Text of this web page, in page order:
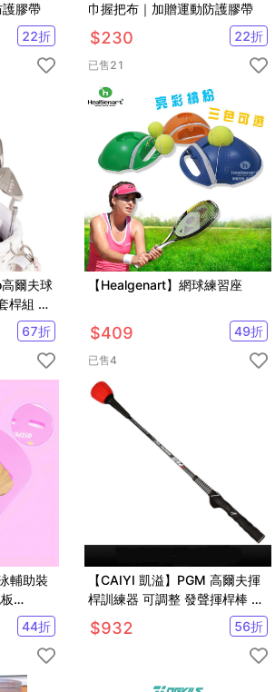
膠帶
22折
巾握把布｜加贈運動防護膠帶
$230 22折
已售21
爾夫球
桿組 #1
推
67折
【Healgenart】網球練習座
$409 49折
已售4
輔助裝
44折
【CAIYI 凱溢】PGM 高爾夫揮
桿訓練器 可調整 發聲揮桿棒 手
型握把 初學練習用品
$932 56折